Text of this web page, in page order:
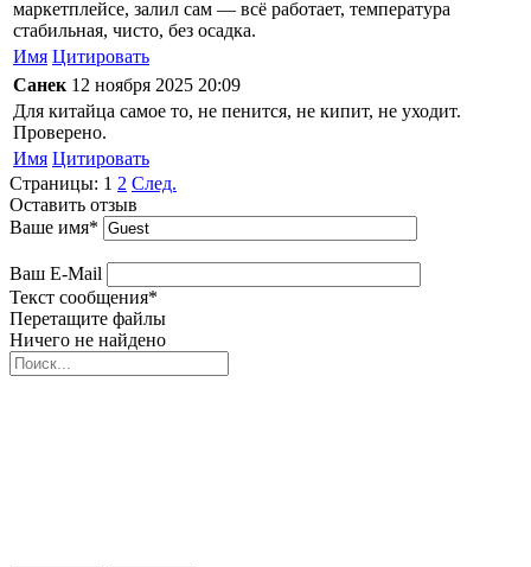
маркетплейсе, залил сам — всё работает, температура
стабильная, чисто, без осадка.
Имя Цитировать
Санек 12 ноября 2025 20:09
Для китайца самое то, не пенится, не кипит, не уходит.
Проверено.
Имя Цитировать
Страницы: 1 2 След.
Оставить отзыв
Ваше имя*
Ваш E-Mail
Текст сообщения*
Перетащите файлы
Ничего не найдено